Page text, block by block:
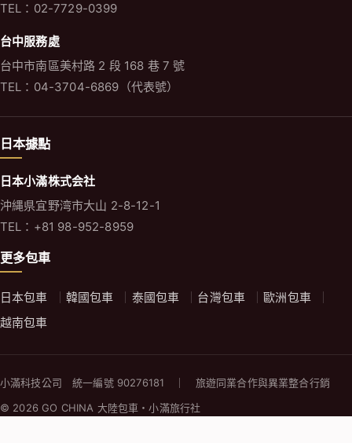
TEL：02-7729-0399
台中服務處
台中市南區美村路 2 段 168 巷 7 號
TEL：04-3704-6869（代表號）
日本據點
日本小滿株式会社
沖縄県宜野湾市大山 2-8-12-1
TEL：+81 98-952-8959
更多包車
日本包車 韓國包車 泰國包車 台灣包車
歐洲包車
越南包車
小滿科技公司 統一編號 90276181 ｜ 旅遊同業合作與異業整合行銷
© 2026 GO CHINA 大陸包車・小滿旅行社